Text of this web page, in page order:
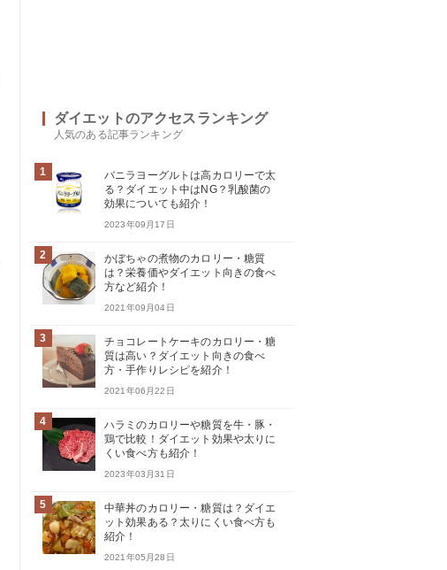
ダイエットのアクセスランキング
人気のある記事ランキング
1
バニラヨーグルトは高カロリーで太
る？ダイエット中はNG？乳酸菌の
効果についても紹介！
2023年09月17日
2
かぼちゃの煮物のカロリー・糖質
は？栄養価やダイエット向きの食べ
方など紹介！
2021年09月04日
3
チョコレートケーキのカロリー・糖
質は高い？ダイエット向きの食べ
方・手作りレシピを紹介！
2021年06月22日
4
ハラミのカロリーや糖質を牛・豚・
鶏で比較！ダイエット効果や太りに
くい食べ方も紹介！
2023年03月31日
5
中華丼のカロリー・糖質は？ダイエ
ット効果ある？太りにくい食べ方も
紹介！
2021年05月28日